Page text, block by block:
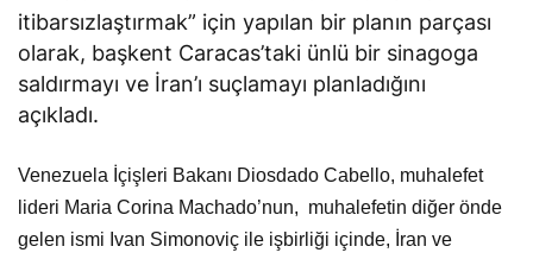
itibarsızlaştırmak” için yapılan bir planın parçası
olarak, başkent Caracas’taki ünlü bir sinagoga
saldırmayı ve İran’ı suçlamayı planladığını
açıkladı.
Venezuela İçişleri Bakanı Diosdado Cabello, muhalefet
lideri Maria Corina Machado’nun, muhalefetin diğer önde
gelen ismi Ivan Simonoviç ile işbirliği içinde, İran ve